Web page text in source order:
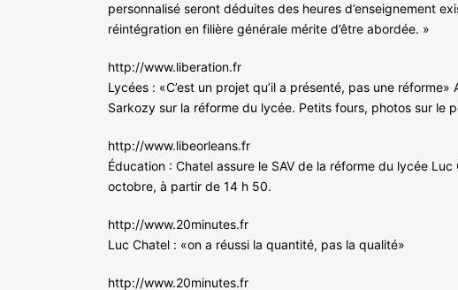
personnalisé seront déduites des heures d’enseignement
réintégration en filière générale mérite d’être abordée. »
http://www.liberation.fr
Lycées : «C’est un projet qu’il a présenté, pas une
Sarkozy sur la réforme du lycée. Petits fours, photos sur le
http://www.libeorleans.fr
Éducation : Chatel assure le SAV de la réforme du lycée
octobre, à partir de 14 h 50.
http://www.20minutes.fr
Luc Chatel : «on a réussi la quantité, pas la qualité»
http://www.20minutes.fr